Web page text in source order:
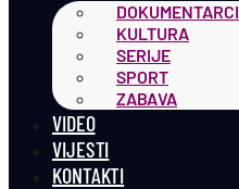
DOKUMENTARCI
KULTURA
SERIJE
SPORT
ZABAVA
VIDEO
VIJESTI
KONTAKTI